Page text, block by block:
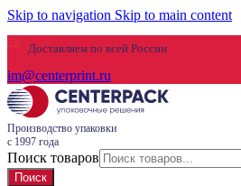
Skip to navigation Skip to main content
Доставляем по всей России
im@centerprint.ru
Производство упаковки
с 1997 года
Поиск товаров
Поиск